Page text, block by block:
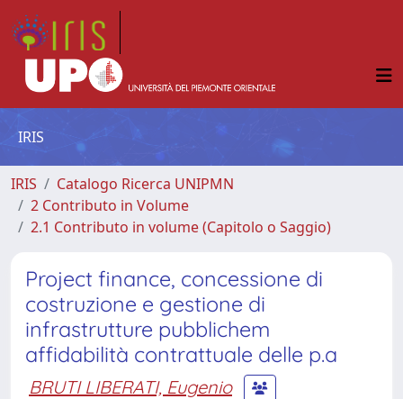
IRIS
IRIS
Catalogo Ricerca UNIPMN
2 Contributo in Volume
2.1 Contributo in volume (Capitolo o Saggio)
Project finance, concessione di
costruzione e gestione di
infrastrutture pubblichem
affidabilità contrattuale delle p.a
BRUTI LIBERATI, Eugenio